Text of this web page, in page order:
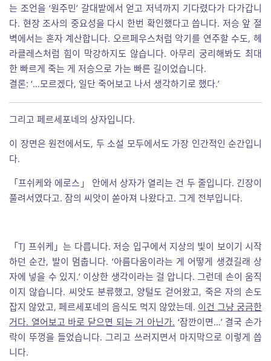
는 조언을 ‘원주민’ 갈대밭에서 얻고 저녁까지 기다렸다가 다가갑니
다. 현장 조사의 중요성을 다시 한번 확인했다고 씁니다. 저승 앞 절
벽에서는 혼자 계산합니다. 오르페우스처럼 악기를 연주할 수도, 헤
라클레스처럼 힘이 막강하지도 않습니다. 아무리 궁리해봐도 최대
한 빠르게 죽는 게 저승으로 가는 빠른 길이었습니다.
결론: ‘…모르겠다, 일단 죽어보고 나서 생각하기로 했다.’
그리고 페르세포네의 상자입니다.
이 장면은 원전에서도, 두 소설 모두에서도 가장 인간적인 순간입니
다.
「프쉬케와 에로스」 안에서 상자가 열리는 건 두 줄입니다. 긴장이
풀려서였다고. 잠의 씨앗이 쏟아져 나왔다고. 그게 전부입니다.
「TJ 프쉬케」는 다릅니다. 저승 입구에서 지상의 빛이 보이기 시작
하던 순간, 발이 멈춥니다. ‘아름다움이라는 게 어떻게 생겼길래 상
자에 넣을 수 있지.’ 이상한 생각이라는 걸 압니다. 그런데 손이 움직
이지 않습니다. 씨앗도 분류했고, 양털도 걷어왔고, 죽은 자의 손도
잡지 않았고, 페르세포네의 음식도 먹지 않았는데. 이건 그냥 궁금한
거다. 열어보고 바로 닫으면 되는 거 아닌가. ‘잠깐이면…’ 결국 손가
락이 뚜껑을 들었습니다. 그리고 쓰러지면서 마지막으로 이렇게 씁
니다.